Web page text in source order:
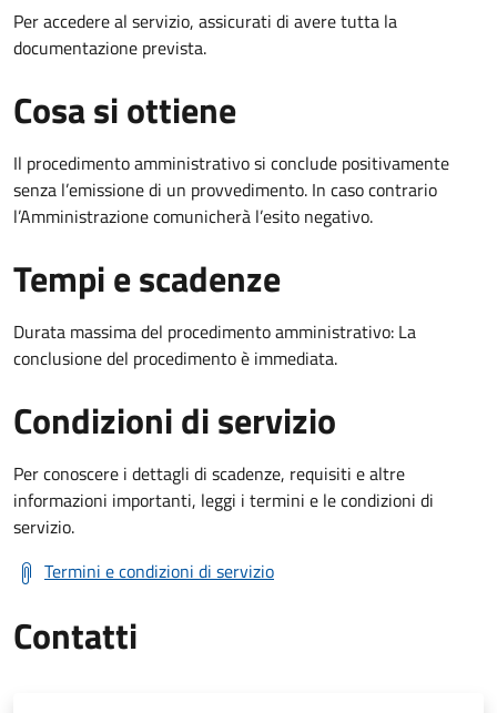
Per accedere al servizio, assicurati di avere tutta la
documentazione prevista.
Cosa si ottiene
Il procedimento amministrativo si conclude positivamente
senza l’emissione di un provvedimento. In caso contrario
l’Amministrazione comunicherà l’esito negativo.
Tempi e scadenze
Durata massima del procedimento amministrativo: La
conclusione del procedimento è immediata.
Condizioni di servizio
Per conoscere i dettagli di scadenze, requisiti e altre
informazioni importanti, leggi i termini e le condizioni di
servizio.
Termini e condizioni di servizio
Contatti